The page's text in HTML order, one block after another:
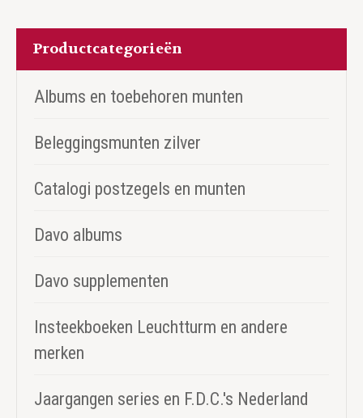
Productcategorieën
Albums en toebehoren munten
Beleggingsmunten zilver
Catalogi postzegels en munten
Davo albums
Davo supplementen
Insteekboeken Leuchtturm en andere
merken
Jaargangen series en F.D.C.'s Nederland